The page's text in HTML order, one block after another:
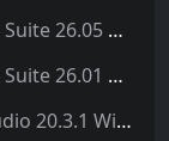
AE插件合集一键安装包 Ae Plug-ins Suite 26.05 一键安装AE所有常用插件！
PS插件合集一键安装包 PS Plug-ins Suite 26.01 一键安装PS所有常用插件！
🎬达芬奇软件-DaVinci Resolve Studio 20.3.1 Win/Mac中文破解版下载